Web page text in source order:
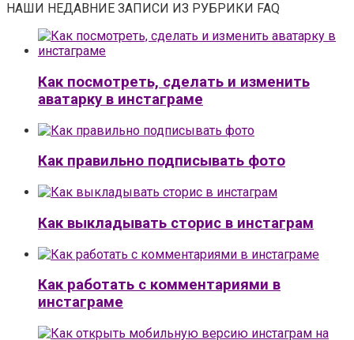
НАШИ НЕДАВНИЕ ЗАПИСИ ИЗ РУБРИКИ FAQ
Как посмотреть, сделать и изменить
аватарку в инстаграме
Как правильно подписывать фото
Как выкладывать сторис в инстаграм
Как работать с комментариями в
инстаграме